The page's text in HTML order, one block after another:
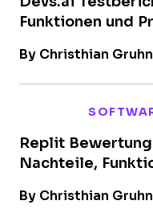
Funktionen und
By Christhian Gruhn
Replit
Nachteile,
By Christhian Gruhn